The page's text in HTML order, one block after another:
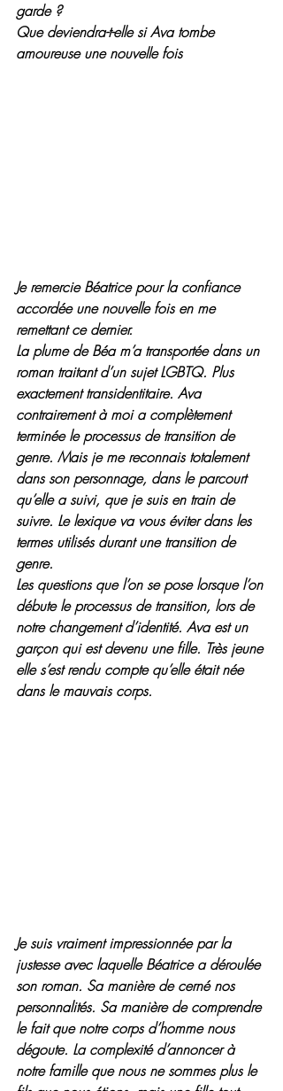
garde ?
Que deviendra-t-elle si Ava tombe
amoureuse une nouvelle fois
Je remercie Béatrice pour la confiance
accordée une nouvelle fois en me
remettant ce dernier.
La plume de Béa m’a transportée dans un
roman traitant d’un sujet LGBTQ. Plus
exactement transidentitaire. Ava
contrairement à moi a complètement
terminée le processus de transition de
genre. Mais je me reconnais totalement
dans son personnage, dans le parcourt
qu’elle a suivi, que je suis en train de
suivre. Le lexique va vous éviter dans les
termes utilisés durant une transition de
genre.
Les questions que l’on se pose lorsque l’on
débute le processus de transition, lors de
notre changement d’identité. Ava est un
garçon qui est devenu une fille. Très jeune
elle s’est rendu compte qu’elle était née
dans le mauvais corps.
Je suis vraiment impressionnée par la
justesse avec laquelle Béatrice a déroulée
son roman. Sa manière de cerné nos
personnalités. Sa manière de comprendre
le fait que notre corps d’homme nous
dégoute. La complexité d’annoncer à
notre famille que nous ne sommes plus le